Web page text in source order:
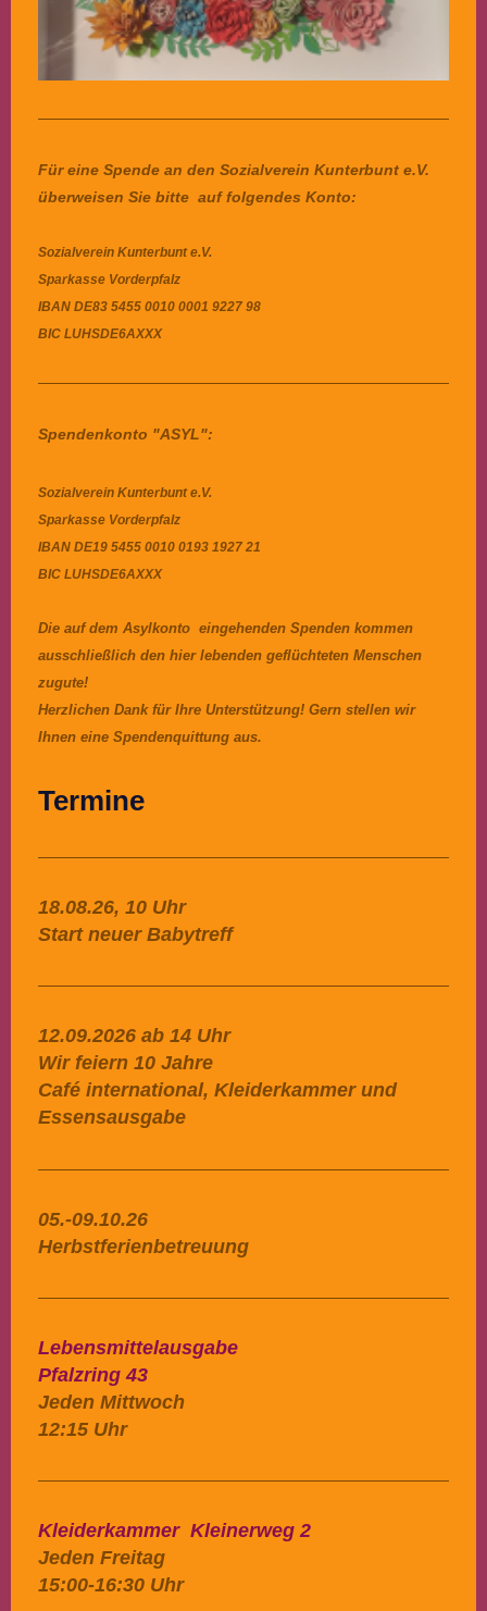
Für eine Spende an den Sozialverein Kunterbunt e.V.
überweisen Sie bitte auf folgendes Konto:
Sozialverein Kunterbunt e.V.
Sparkasse Vorderpfalz
IBAN DE83 5455 0010 0001 9227 98
BIC LUHSDE6AXXX
Spendenkonto "ASYL":
Sozialverein Kunterbunt e.V.
Sparkasse Vorderpfalz
IBAN DE19 5455 0010 0193 1927 21
BIC LUHSDE6AXXX
Die auf dem Asylkonto eingehenden Spenden kommen
ausschließlich den hier lebenden geflüchteten Menschen
zugute!
Herzlichen Dank für Ihre Unterstützung! Gern stellen wir
Ihnen eine Spendenquittung aus.
Termine
18.08.26, 10 Uhr
Start neuer Babytreff
12.09.2026 ab 14 Uhr
Wir feiern 10 Jahre
Café international, Kleiderkammer und
Essensausgabe
05.-09.10.26
Herbstferienbetreuung
Lebensmittelausgabe
Pfalzring 43
Jeden Mittwoch
12:15 Uhr
Kleiderkammer Kleinerweg 2
Jeden Freitag
15:00-16:30 Uhr